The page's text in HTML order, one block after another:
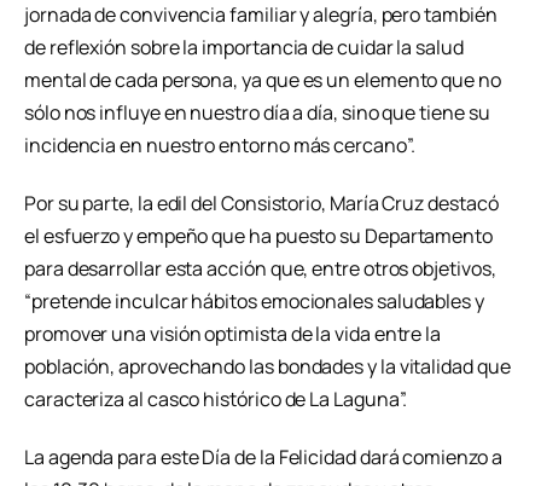
jornada de convivencia familiar y alegría, pero también
de reflexión sobre la importancia de cuidar la salud
mental de cada persona, ya que es un elemento que no
sólo nos influye en nuestro día a día, sino que tiene su
incidencia en nuestro entorno más cercano”.
Por su parte, la edil del Consistorio, María Cruz destacó
el esfuerzo y empeño que ha puesto su Departamento
para desarrollar esta acción que, entre otros objetivos,
“pretende inculcar hábitos emocionales saludables y
promover una visión optimista de la vida entre la
población, aprovechando las bondades y la vitalidad que
caracteriza al casco histórico de La Laguna”.
La agenda para este Día de la Felicidad dará comienzo a